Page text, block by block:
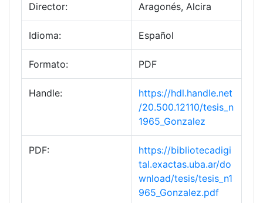
Director: Aragonés, Alcira
Idioma: Español
Formato: PDF
Handle:
https://hdl.handle.net
/20.500.12110/tesis_n
1965_Gonzalez
PDF:
https://bibliotecadigi
tal.exactas.uba.ar/do
wnload/tesis/tesis_n1
965_Gonzalez.pdf